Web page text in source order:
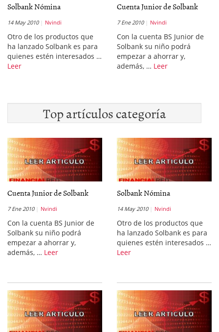
Solbank Nómina
14 May 2010 Nvindi
Otro de los productos que
ha lanzado Solbank es para
quienes estén interesados …
Leer
Cuenta Junior de Solbank
7 Ene 2010 Nvindi
Con la cuenta BS Junior de
Solbank su niño podrá
empezar a ahorrar y,
además, … Leer
Top artículos categoría
Cuenta Junior de Solbank
7 Ene 2010 Nvindi
Con la cuenta BS Junior de
Solbank su niño podrá
empezar a ahorrar y,
además, … Leer
Solbank Nómina
14 May 2010 Nvindi
Otro de los productos que
ha lanzado Solbank es para
quienes estén interesados …
Leer